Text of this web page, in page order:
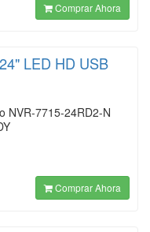
Comprar Ahora
LED HD USB
NVR-7715-24RD2-N
Comprar Ahora